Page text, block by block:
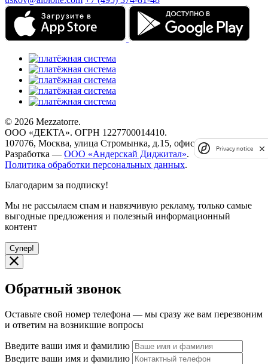
© 2026 Mezzatorre.
ООО «ДЕКТА». ОГРН 1227700014410.
107076, Москва, улица Стромынка, д.15, офис 67.
Разработка — ООО «Андерскай Диджитал».
Политика обработки персональных данных.
Благодарим за подписку!
Мы не рассылаем спам и навязчивую рекламу, только самые
выгодные предложения и полезный информационный
контент
Супер!
Обратный звонок
Оставьте свой номер телефона — мы сразу же вам перезвоним
и ответим на возникшие вопросы
Введите ваши имя и фамилию
Введите ваши имя и фамилию
Privacy notice